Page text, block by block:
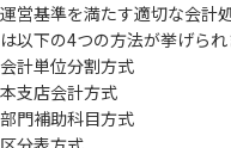
運営基準を満たす適切な会計
は以下の4つの方法が挙げられ
会計単位分割方式
本支店会計方式
部門補助科目方式